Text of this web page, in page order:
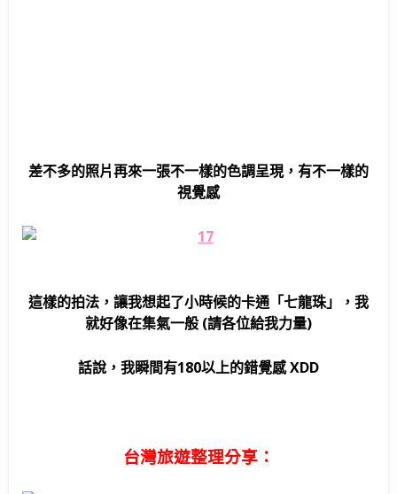
差不多的照片再來一張不一樣的色調呈現，有不一樣的
視覺感
這樣的拍法，讓我想起了小時候的卡通「七龍珠」，我
就好像在集氣一般 (請各位給我力量)
話說，我瞬間有180以上的錯覺感 XDD
台灣旅遊整理分享：